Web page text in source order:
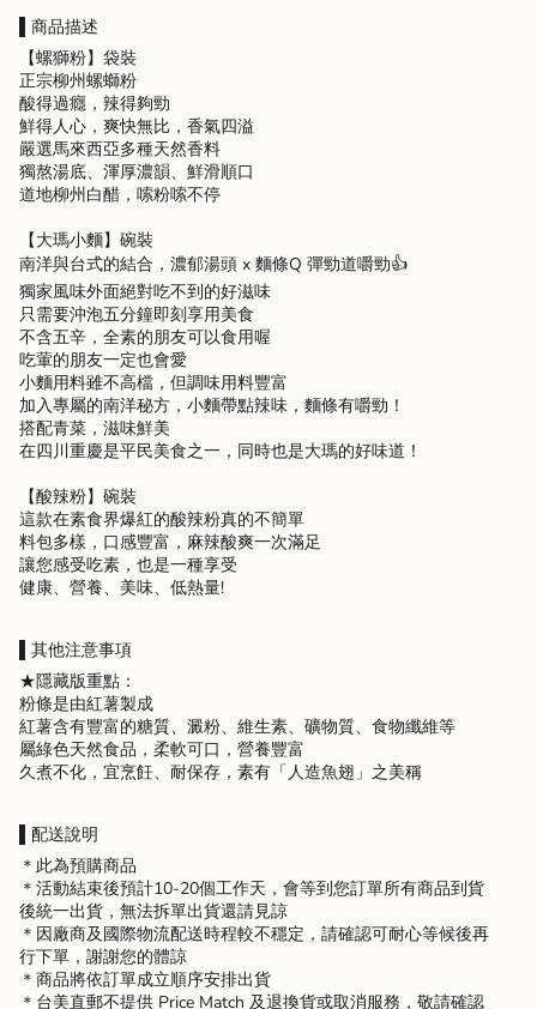
</span>
in
cart",
"decrease"=>"Decrease
quantity
for
{{
product
}}",
of
{{
quantity
}}",
"minimum_of"=>"Minimum
of
{{
quantity
}}",
"maximum_of"=>"Maximum
{{
quantity
}}"}
▌商品描述
【螺獅粉】袋裝
正宗柳州螺螄粉
酸得過癮，辣得夠勁
鮮得人心，爽快無比，香氣四溢
嚴選馬來西亞多種天然香料
獨熬湯底、渾厚濃韻、鮮滑順口
道地柳州白醋，嗦粉嗦不停
【大瑪小麵】碗裝
南洋與台式的結合，濃郁湯頭 x 麵條Q 彈勁道嚼勁👍
獨家風味外面絕對吃不到的好滋味
只需要沖泡五分鐘即刻享用美食
不含五辛，全素的朋友可以食用喔
吃葷的朋友一定也會愛
小麵用料雖不高檔，但調味用料豐富
加入專屬的南洋秘方，小麵帶點辣味，麵條有嚼勁！
搭配青菜，滋味鮮美
在四川重慶是平民美食之一，同時也是大瑪的好味道！
【酸辣粉】碗裝
這款在素食界爆紅的酸辣粉真的不簡單
料包多樣，口感豐富，麻辣酸爽一次滿足
讓您感受吃素，也是一種享受
健康、營養、美味、低熱量!
▌其他注意事項
★隱藏版重點：
粉條是由紅薯製成
紅薯含有豐富的糖質、澱粉、維生素、礦物質、食物纖維等
屬綠色天然食品，柔軟可口，營養豐富
久煮不化，宜烹飪、耐保存，素有「人造魚翅」之美稱
▌配送說明
＊此為預購商品
＊活動結束後預計10-20個工作天，會等到您訂單所有商品到貨
後統一出貨，無法拆單出貨還請見諒
＊因廠商及國際物流配送時程較不穩定，請確認可耐心等候後再
行下單，謝謝您的體諒
＊商品將依訂單成立順序安排出貨
＊台美直郵不提供 Price Match 及退換貨或取消服務，敬請確認